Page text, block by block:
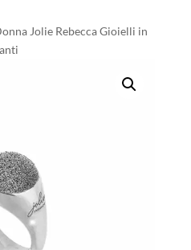
Jolie Rebecca Gioielli in